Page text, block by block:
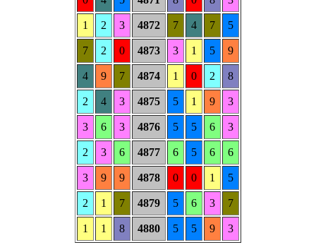
1 2 3 4872 7 4 7 5
7 2 0 4873 3 1 5 9
4 9 7 4874 1 0 2 8
2 4 3 4875 5 1 9 3
3 6 3 4876 5 5 6 3
2 3 6 4877 6 5 6 6
3 9 9 4878 0 0 1 5
2 1 7 4879 5 6 3 7
1 1 8 4880 5 5 9 3